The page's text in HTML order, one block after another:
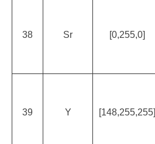
38 Sr [0,255,0]
39 Y [148,255,255]